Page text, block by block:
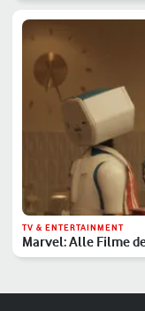
TV & ENTERTAINMENT
Marvel: Alle Filme
Reihenfolge